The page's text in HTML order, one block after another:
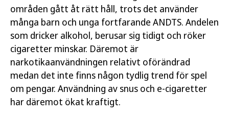
områden gått åt rätt håll, trots det använder
många barn och unga fortfarande ANDTS. Andelen
som dricker alkohol, berusar sig tidigt och röker
cigaretter minskar. Däremot är
narkotikaanvändningen relativt oförändrad
medan det inte finns någon tydlig trend för spel
om pengar. Användning av snus och e-cigaretter
har däremot ökat kraftigt.